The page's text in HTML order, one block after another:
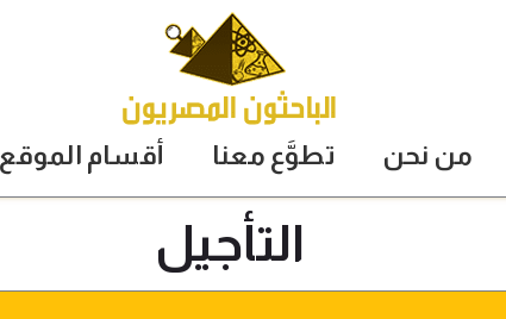
من نحن تطوَّع معنا أقسام الموقع
التأجيل